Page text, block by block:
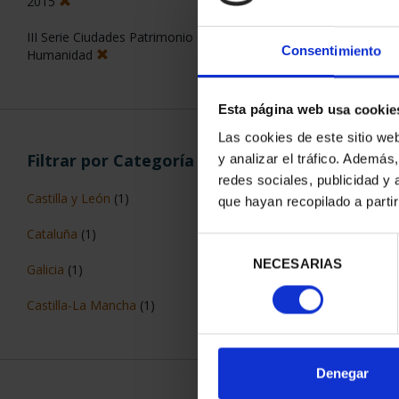
Consentimiento
Esta página web usa
Las cookies de este sitio
y analizar el tráfico.
redes sociales, publicidad y
que hayan recopilado a
consentimiento
NECESARIAS
Denegar
III Serie Ciudades Patrimonio de la
Humanidad
Filtrar por Categoría
Castilla y León (1)
Cataluña (1)
Galicia (1)
Castilla-La Mancha (1)
CIUDADES